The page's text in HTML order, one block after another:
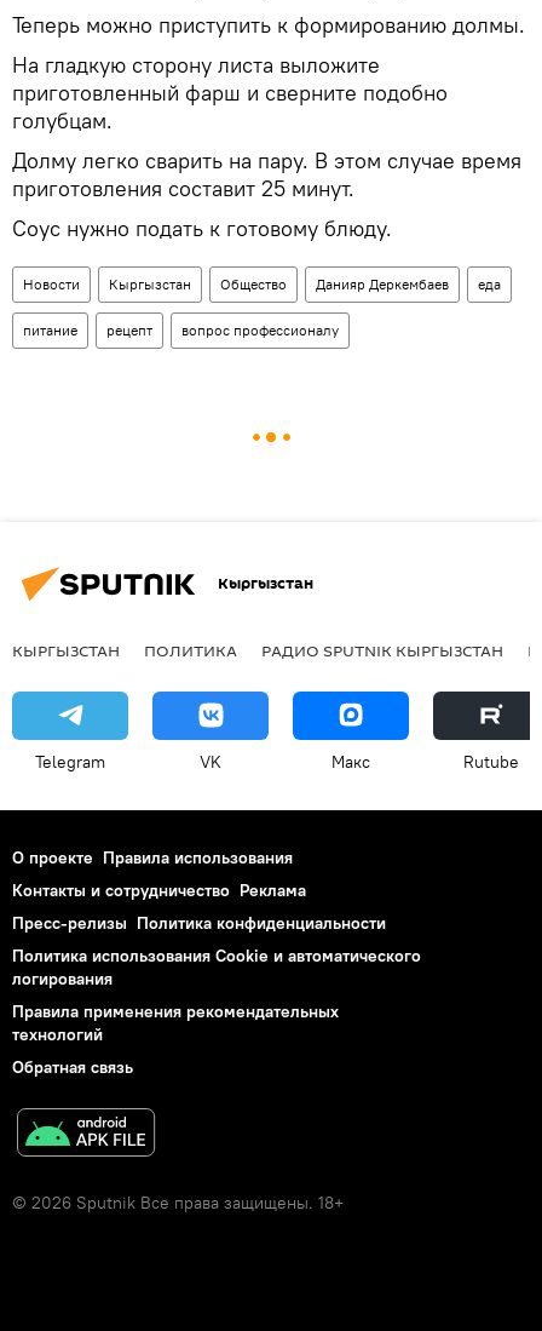
Теперь можно приступить к формированию долмы.
На гладкую сторону листа выложите
приготовленный фарш и сверните подобно
голубцам.
Долму легко сварить на пару. В этом случае время
приготовления составит 25 минут.
Соус нужно подать к готовому блюду.
Новости Кыргызстан Общество Данияр Деркембаев еда
питание рецепт вопрос профессионалу
Кыргызстан
КЫРГЫЗСТАН ПОЛИТИКА РАДИО SPUTNIK КЫРГЫЗСТАН
Telegram VK Макс Rutube
О проекте Правила использования
Контакты и сотрудничество Реклама
Пресс-релизы Политика конфиденциальности
Политика использования Cookie и автоматического
логирования
Правила применения рекомендательных
технологий
Обратная связь
© 2026 Sputnik Все права защищены. 18+